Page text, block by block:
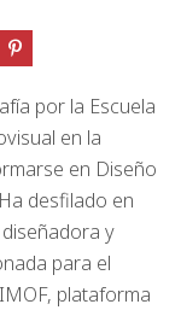
por la Escuela
en la
en Diseño
desfilado en
y
para el
plataforma